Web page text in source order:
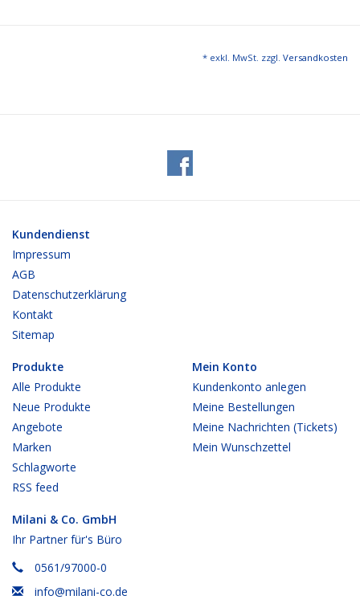
* exkl. MwSt. zzgl. Versandkosten
Kundendienst
Impressum
AGB
Datenschutzerklärung
Kontakt
Sitemap
Produkte
Alle Produkte
Neue Produkte
Angebote
Marken
Schlagworte
RSS feed
Mein Konto
Kundenkonto anlegen
Meine Bestellungen
Meine Nachrichten (Tickets)
Mein Wunschzettel
Milani & Co. GmbH
Ihr Partner für's Büro
0561/97000-0
info@milani-co.de